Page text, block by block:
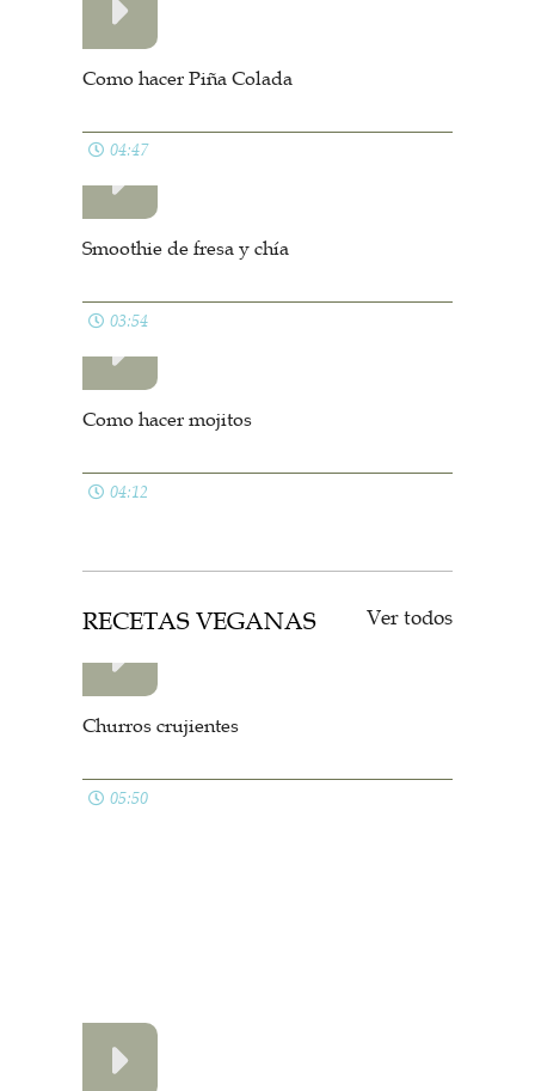
04:12
RECETAS VEGANAS
Churros crujientes
Hummus de remolacha
Lentejas con verduras muy rápidas
05:02
Gazpacho de remolacha